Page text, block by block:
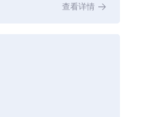
查看详情